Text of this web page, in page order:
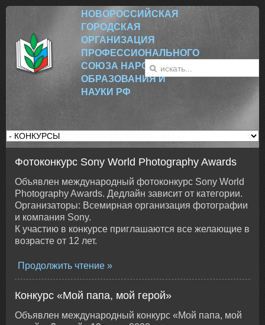
НОВОРОССИЙСКАЯ
ГОРОДСКАЯ
ОРГАНИЗАЦИЯ
ПРОФЕССИОНАЛЬНОГО
СОЮЗА НАРОДНОГО
ОБРАЗОВАНИЯ И
НАУКИ РФ
Фотоконкурс Sony World Photography Awards
Объявлен международный фотоконкурс Sony World
Photography Awards. Дедлайн зависит от категории.
Организаторы: Всемирная организация фотографии
и компания Sony.
К участию в конкурсе приглашаются все желающие в
возрасте от 12 лет.
Продолжить чтение
Конкурс «Мой папа, мой герой»
Объявлен международный конкурс «Мой папа, мой